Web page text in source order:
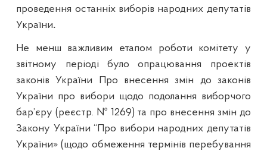
проведення останніх виборів народних депутатів
України.
Не менш важливим етапом роботи комітету у
звітному періоді було опрацювання проектів
законів України Про внесення змін до законів
України про вибори щодо подолання виборчого
бар’єру (реєстр. № 1269) та про внесення змін до
Закону України “Про вибори народних депутатів
України» (щодо обмеження термінів перебування